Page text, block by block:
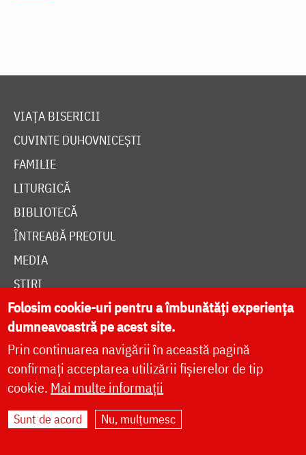
VIAȚA BISERICII
CUVINTE DUHOVNICEȘTI
FAMILIE
LITURGICĂ
BIBLIOTECĂ
ÎNTREABĂ PREOTUL
MEDIA
ȘTIRI
HRAMUL SFINTEI CUVIOASE PARASCHEVA
AUTORI
PĂRINȚI DUHOVNICEȘTI
TEMATICĂ
Folosim cookie-uri pentru a îmbunătăți experiența
dumneavoastră pe acest site.
Prin continuarea navigării în această pagină
confirmați acceptarea utilizării fișierelor de tip
cookie. Mai multe informații
Sunt de acord Nu, mulțumesc